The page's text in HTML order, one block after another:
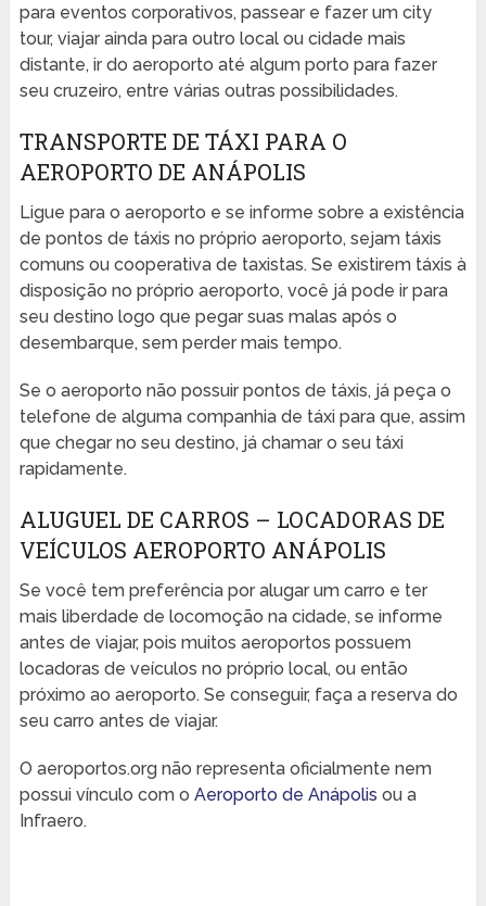
para eventos corporativos, passear e fazer um city
tour, viajar ainda para outro local ou cidade mais
distante, ir do aeroporto até algum porto para fazer
seu cruzeiro, entre várias outras possibilidades.
TRANSPORTE DE TÁXI PARA O
AEROPORTO DE ANÁPOLIS
Ligue para o aeroporto e se informe sobre a existência
de pontos de táxis no próprio aeroporto, sejam táxis
comuns ou cooperativa de taxistas. Se existirem táxis à
disposição no próprio aeroporto, você já pode ir para
seu destino logo que pegar suas malas após o
desembarque, sem perder mais tempo.
Se o aeroporto não possuir pontos de táxis, já peça o
telefone de alguma companhia de táxi para que, assim
que chegar no seu destino, já chamar o seu táxi
rapidamente.
ALUGUEL DE CARROS – LOCADORAS DE
VEÍCULOS AEROPORTO ANÁPOLIS
Se você tem preferência por alugar um carro e ter
mais liberdade de locomoção na cidade, se informe
antes de viajar, pois muitos aeroportos possuem
locadoras de veículos no próprio local, ou então
próximo ao aeroporto. Se conseguir, faça a reserva do
seu carro antes de viajar.
O aeroportos.org não representa oficialmente nem
possui vínculo com o Aeroporto de Anápolis ou a
Infraero.